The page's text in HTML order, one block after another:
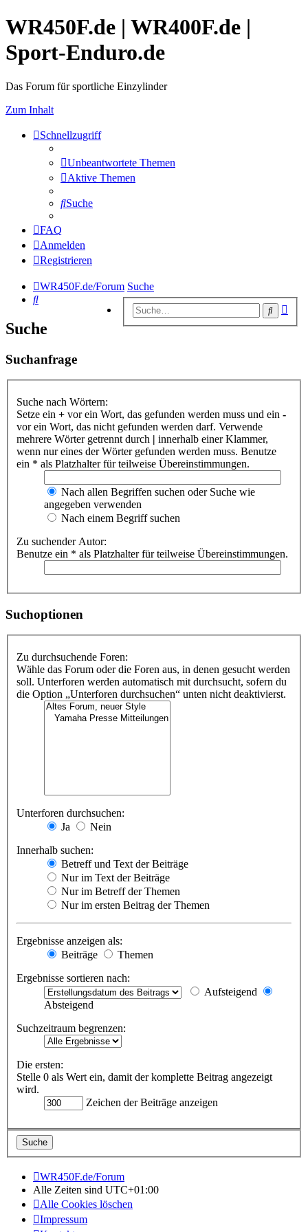
WR450F.de | WR400F.de |
Sport-Enduro.de
Das Forum für sportliche Einzylinder
Zum Inhalt
Schnellzugriff
Unbeantwortete Themen
Aktive Themen
Suche
FAQ
Anmelden
Registrieren
WR450F.de/Forum Suche
Suche
Suche
Suche
Suchanfrage
Suche nach Wörtern:
Setze ein + vor ein Wort, das gefunden werden muss und ein -
vor ein Wort, das nicht gefunden werden darf. Verwende
mehrere Wörter getrennt durch | innerhalb einer Klammer,
wenn nur eines der Wörter gefunden werden muss. Benutze
ein * als Platzhalter für teilweise Übereinstimmungen.
Nach allen Begriffen suchen oder Suche wie
angegeben verwenden
Nach einem Begriff suchen
Zu suchender Autor:
Benutze ein * als Platzhalter für teilweise Übereinstimmungen.
Suchoptionen
Zu durchsuchende Foren:
Wähle das Forum oder die Foren aus, in denen gesucht werden
soll. Unterforen werden automatisch mit durchsucht, sofern du
die Option „Unterforen durchsuchen“ unten nicht deaktivierst.
Unterforen durchsuchen:
Ja
Nein
Innerhalb suchen:
Betreff und Text der Beiträge
Nur im Text der Beiträge
Nur im Betreff der Themen
Nur im ersten Beitrag der Themen
Ergebnisse anzeigen als:
Beiträge
Themen
Ergebnisse sortieren nach:
Aufsteigend
Absteigend
Suchzeitraum begrenzen:
Die ersten:
Stelle 0 als Wert ein, damit der komplette Beitrag angezeigt
wird.
Zeichen der Beiträge anzeigen
WR450F.de/Forum
Alle Zeiten sind UTC+01:00
Alle Cookies löschen
Impressum